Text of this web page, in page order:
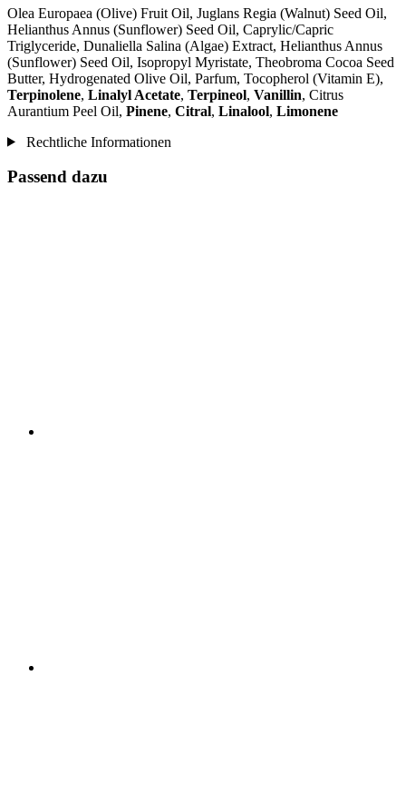
Olea Europaea (Olive) Fruit Oil, Juglans Regia (Walnut) Seed Oil,
Helianthus Annus (Sunflower) Seed Oil, Caprylic/Capric
Triglyceride, Dunaliella Salina (Algae) Extract, Helianthus Annus
(Sunflower) Seed Oil, Isopropyl Myristate, Theobroma Cocoa Seed
Butter, Hydrogenated Olive Oil, Parfum, Tocopherol (Vitamin E),
Terpinolene, Linalyl Acetate, Terpineol, Vanillin, Citrus
Aurantium Peel Oil, Pinene, Citral, Linalool, Limonene
Rechtliche Informationen
Passend dazu